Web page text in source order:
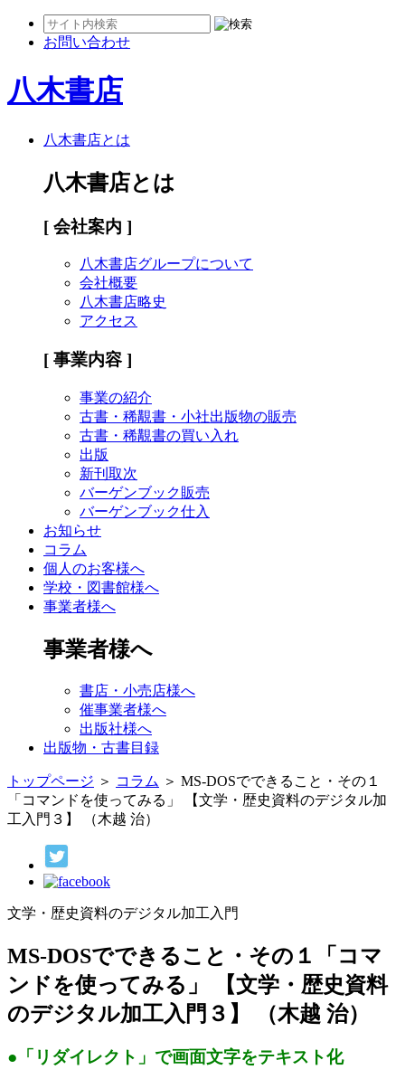
お問い合わせ
八木書店
八木書店とは
八木書店とは
[ 会社案内 ]
八木書店グループについて
会社概要
八木書店略史
アクセス
[ 事業内容 ]
事業の紹介
古書・稀覯書・小社出版物の販売
古書・稀覯書の買い入れ
出版
新刊取次
バーゲンブック販売
バーゲンブック仕入
お知らせ
コラム
個人のお客様へ
学校・図書館様へ
事業者様へ
事業者様へ
書店・小売店様へ
催事業者様へ
出版社様へ
出版物・古書目録
トップページ ＞ コラム ＞ MS-DOSでできること・その１
「コマンドを使ってみる」 【文学・歴史資料のデジタル加
工入門３】 （木越 治）
文学・歴史資料のデジタル加工入門
MS-DOSでできること・その１「コマ
ンドを使ってみる」 【文学・歴史資料
のデジタル加工入門３】 （木越 治）
●「リダイレクト」で画面文字をテキスト化